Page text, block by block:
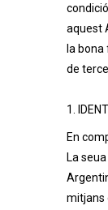
aquest
la bona
de
1.
En
La
mitjans